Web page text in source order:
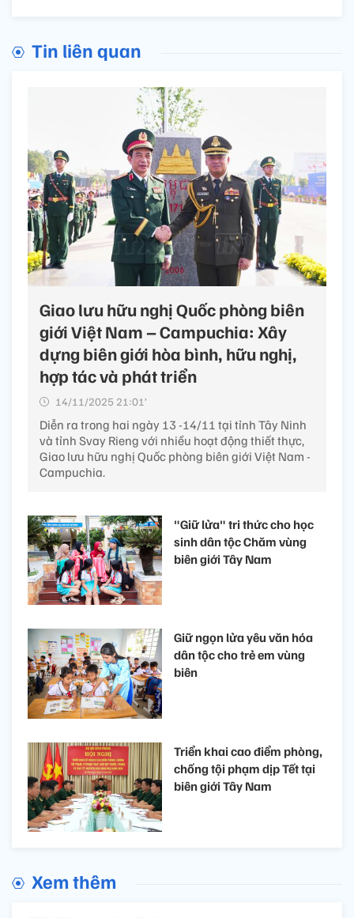
Tin liên quan
Giao lưu hữu nghị Quốc phòng biên
giới Việt Nam – Campuchia: Xây
dựng biên giới hòa bình, hữu nghị,
hợp tác và phát triển
14/11/2025 21:01’
Diễn ra trong hai ngày 13 -14/11 tại tỉnh Tây Ninh
và tỉnh Svay Rieng với nhiều hoạt động thiết thực,
Giao lưu hữu nghị Quốc phòng biên giới Việt Nam -
Campuchia.
"Giữ lửa" tri thức cho học
sinh dân tộc Chăm vùng
biên giới Tây Nam
Giữ ngọn lửa yêu văn hóa
dân tộc cho trẻ em vùng
biên
Triển khai cao điểm phòng,
chống tội phạm dịp Tết tại
biên giới Tây Nam
Xem thêm